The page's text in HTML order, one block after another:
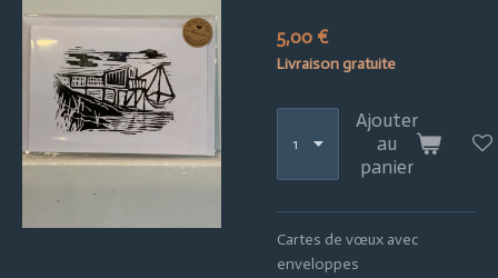
5,00 €
Livraison gratuite
Ajouter
au
panier
Cartes de vœux avec
enveloppes